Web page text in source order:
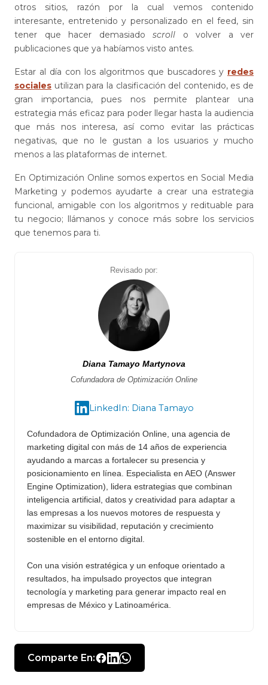
otros sitios, razón por la cual vemos contenido
interesante, entretenido y personalizado en el feed, sin
tener que hacer demasiado scroll o volver a ver
publicaciones que ya habíamos visto antes.
Estar al día con los algoritmos que buscadores y redes
sociales utilizan para la clasificación del contenido, es de
gran importancia, pues nos permite plantear una
estrategia más eficaz para poder llegar hasta la audiencia
que más nos interesa, así como evitar las prácticas
negativas, que no le gustan a los usuarios y mucho
menos a las plataformas de internet.
En Optimización Online somos expertos en Social Media
Marketing y podemos ayudarte a crear una estrategia
funcional, amigable con los algoritmos y redituable para
tu negocio; llámanos y conoce más sobre los servicios
que tenemos para ti.
Revisado por:
Diana Tamayo Martynova
Cofundadora de Optimización Online
LinkedIn: Diana Tamayo
Cofundadora de Optimización Online, una agencia de
marketing digital con más de 14 años de experiencia
ayudando a marcas a fortalecer su presencia y
posicionamiento en línea. Especialista en AEO (Answer
Engine Optimization), lidera estrategias que combinan
inteligencia artificial, datos y creatividad para adaptar a
las empresas a los nuevos motores de respuesta y
maximizar su visibilidad, reputación y crecimiento
sostenible en el entorno digital.
Con una visión estratégica y un enfoque orientado a
resultados, ha impulsado proyectos que integran
tecnología y marketing para generar impacto real en
empresas de México y Latinoamérica.
Comparte En: